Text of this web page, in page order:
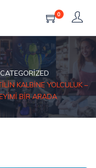
0
KALBINE YOLCULUK –
BIR ARADA